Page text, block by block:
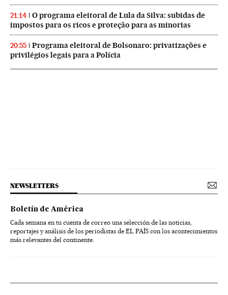
21:14
O programa eleitoral de Lula da Silva: subidas de
impostos para os ricos e proteção para as minorias
20:55
Programa eleitoral de Bolsonaro: privatizações e
privilégios legais para a Polícia
NEWSLETTERS
Boletín de América
Cada semana en tu cuenta de correo una selección de las noticias,
reportajes y análisis de los periodistas de EL PAÍS con los acontecimientos
más relevantes del continente.